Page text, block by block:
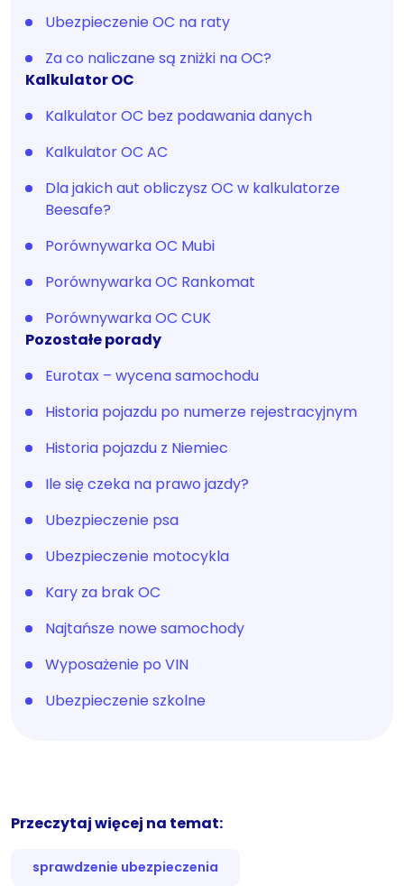
Ubezpieczenie OC na raty
Za co naliczane są zniżki na OC?
Kalkulator OC
Kalkulator OC bez podawania danych
Kalkulator OC AC
Dla jakich aut obliczysz OC w kalkulatorze
Beesafe?
Porównywarka OC Mubi
Porównywarka OC Rankomat
Porównywarka OC CUK
Pozostałe porady
Eurotax – wycena samochodu
Historia pojazdu po numerze rejestracyjnym
Historia pojazdu z Niemiec
Ile się czeka na prawo jazdy?
Ubezpieczenie psa
Ubezpieczenie motocykla
Kary za brak OC
Najtańsze nowe samochody
Wyposażenie po VIN
Ubezpieczenie szkolne
Przeczytaj więcej na temat:
sprawdzenie ubezpieczenia